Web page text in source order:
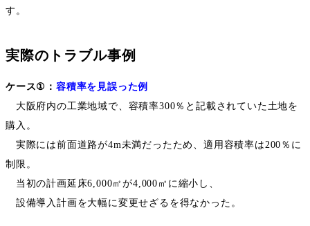
す。
実際のトラブル事例
ケース① ：容積率を見誤った例
大阪府内の工業地域で、容積率300％と記載されていた土地を
購入。
実際には前面道路が4m未満だったため、適用容積率は 200 ％に
制限。
当初の計画延床6,000㎡が4,000 ㎡に縮小し、
設備導入計画を大幅に変更せざるを得なかった。